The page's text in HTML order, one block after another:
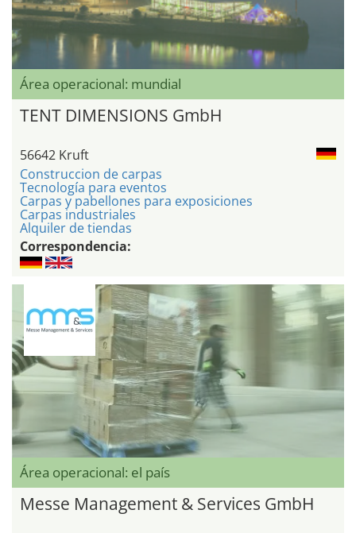
Área operacional: mundial
TENT DIMENSIONS GmbH
56642 Kruft
Construccion de carpas
Tecnología para eventos
Carpas y pabellones para exposiciones
Carpas industriales
Alquiler de tiendas
Correspondencia:
Área operacional: el país
Messe Management & Services GmbH